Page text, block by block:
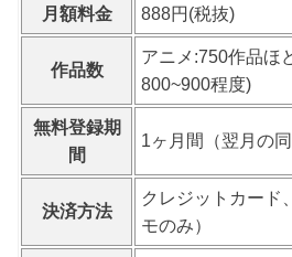
月額料金 888円(税抜)
作品数
アニメ:750作品ほ
800~900程度)
無料登録期
間
1ヶ月間（翌月の同
決済方法
クレジットカード
モのみ）